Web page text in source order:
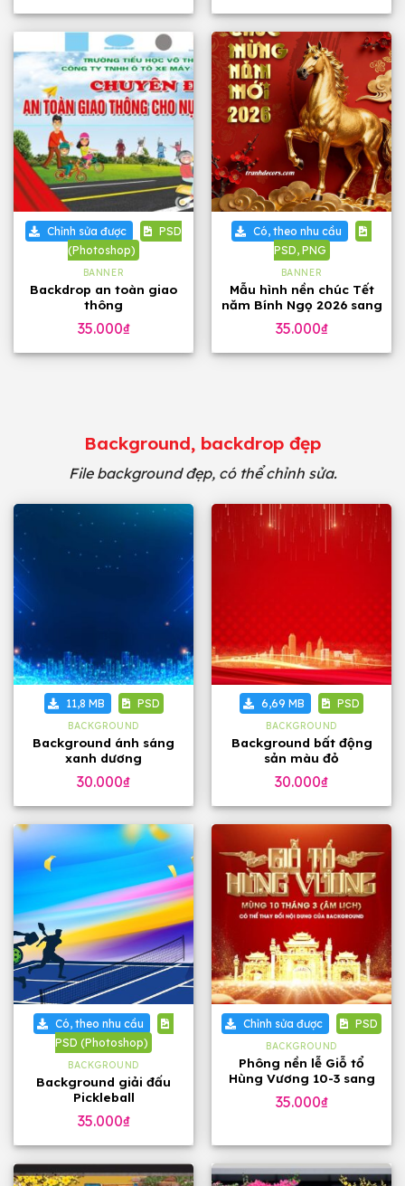
Chỉnh sửa được
PSD
(Photoshop)
BANNER
Backdrop an toàn giao
thông
35.000₫
Có, theo nhu cầu
PSD, PNG
BANNER
Mẫu hình nền chúc Tết
năm Bính Ngọ 2026 sang
trọng
35.000₫
Background, backdrop đẹp
File background đẹp, có thể chỉnh sửa.
11,8 MB PSD
BACKGROUND
Background ánh sáng
xanh dương
30.000₫
6,69 MB PSD
BACKGROUND
Background bất động
sản màu đỏ
30.000₫
Có, theo nhu cầu
PSD (Photoshop)
BACKGROUND
Background giải đấu
Pickleball
35.000₫
Chỉnh sửa được PSD
BACKGROUND
Phông nền lễ Giỗ tổ
Hùng Vương 10-3 sang
trọng
35.000₫